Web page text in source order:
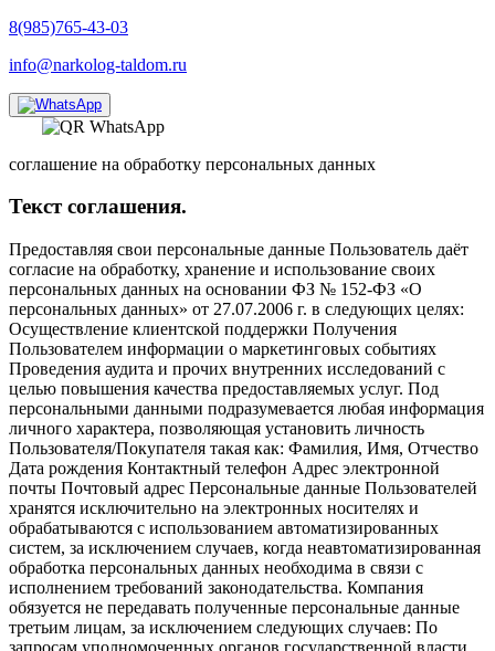
8(985)765-43-03
info@narkolog-taldom.ru
соглашение на обработку персональных данных
Текст соглашения.
Предоставляя свои персональные данные Пользователь даёт
согласие на обработку, хранение и использование своих
персональных данных на основании ФЗ № 152-ФЗ «О
персональных данных» от 27.07.2006 г. в следующих целях:
Осуществление клиентской поддержки Получения
Пользователем информации о маркетинговых событиях
Проведения аудита и прочих внутренних исследований с
целью повышения качества предоставляемых услуг. Под
персональными данными подразумевается любая информация
личного характера, позволяющая установить личность
Пользователя/Покупателя такая как: Фамилия, Имя, Отчество
Дата рождения Контактный телефон Адрес электронной
почты Почтовый адрес Персональные данные Пользователей
хранятся исключительно на электронных носителях и
обрабатываются с использованием автоматизированных
систем, за исключением случаев, когда неавтоматизированная
обработка персональных данных необходима в связи с
исполнением требований законодательства. Компания
обязуется не передавать полученные персональные данные
третьим лицам, за исключением следующих случаев: По
запросам уполномоченных органов государственной власти